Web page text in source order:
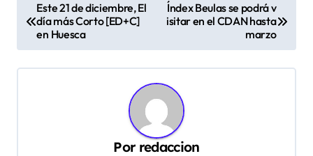
a
v
e
Este 21 de diciembre, El
día más Corto [ED+C]
en Huesca
Índex Beulas se podrá v
isitar en el CDAN hasta
marzo
Por redaccion